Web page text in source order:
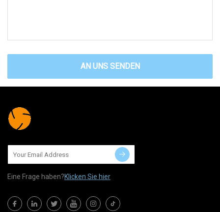
AN UNS SENDEN
Eine Frage haben?Klicken Sie hier